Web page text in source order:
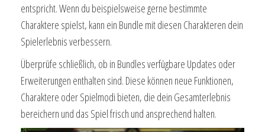
entspricht. Wenn du beispielsweise gerne bestimmte
Charaktere spielst, kann ein Bundle mit diesen Charakteren dein
Spielerlebnis verbessern.
Überprüfe schließlich, ob in Bundles verfügbare Updates oder
Erweiterungen enthalten sind. Diese können neue Funktionen,
Charaktere oder Spielmodi bieten, die dein Gesamterlebnis
bereichern und das Spiel frisch und ansprechend halten.